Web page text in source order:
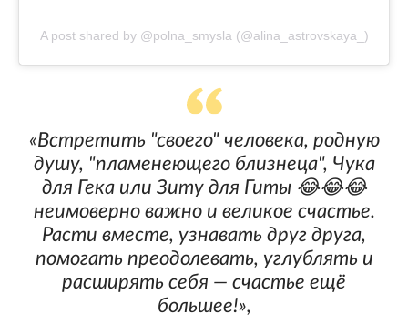
A post shared by @polna_smysla (@alina_astrovskaya_)
«Встретить "своего" человека, родную
душу, "пламенеющего близнеца", Чука
для Гека или Зиту для Гиты 😂😂😂
неимоверно важно и великое счастье.
Расти вместе, узнавать друг друга,
помогать преодолевать, углублять и
расширять себя — счастье ещё
большее!»,